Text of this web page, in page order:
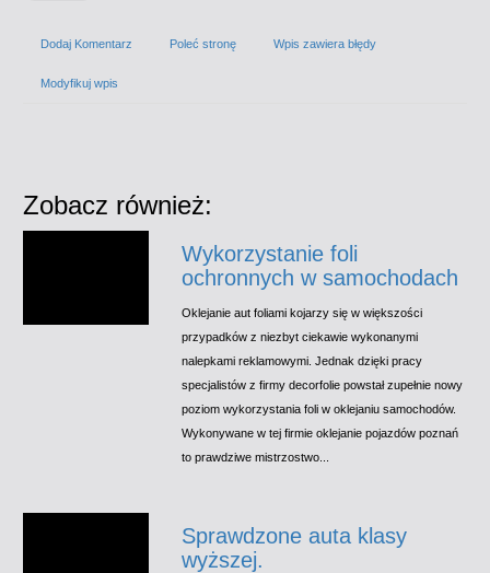
Dodaj Komentarz Poleć stronę Wpis zawiera błędy
Modyfikuj wpis
Zobacz również:
Wykorzystanie foli
ochronnych w samochodach
Oklejanie aut foliami kojarzy się w większości
przypadków z niezbyt ciekawie wykonanymi
nalepkami reklamowymi. Jednak dzięki pracy
specjalistów z firmy decorfolie powstał zupełnie nowy
poziom wykorzystania foli w oklejaniu samochodów.
Wykonywane w tej firmie oklejanie pojazdów poznań
to prawdziwe mistrzostwo...
Sprawdzone auta klasy
wyższej.